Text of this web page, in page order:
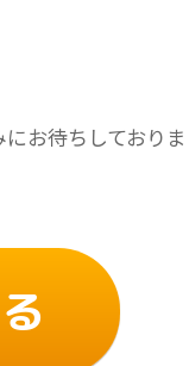
お待ちしておりま